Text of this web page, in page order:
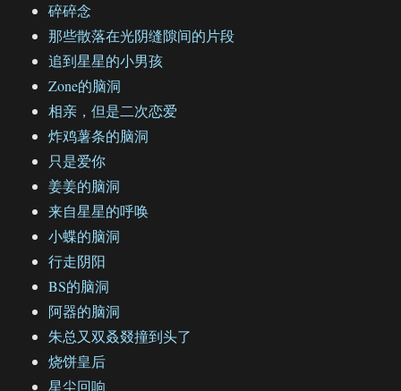
碎碎念
那些散落在光阴缝隙间的片段
追到星星的小男孩
Zone的脑洞
相亲，但是二次恋爱
炸鸡薯条的脑洞
只是爱你
姜姜的脑洞
来自星星的呼唤
小蝶的脑洞
行走阴阳
BS的脑洞
阿器的脑洞
朱总又双叒叕撞到头了
烧饼皇后
星尘回响